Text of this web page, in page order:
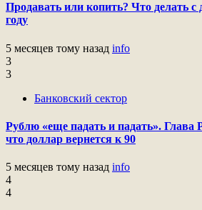
Продавать или копить? Что делать с
году
5 месяцев тому назад info
3
3
Банковский сектор
Рублю «еще падать и падать».
что доллар вернется к 90
5 месяцев тому назад info
4
4